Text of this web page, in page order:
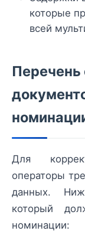
которые
всей
Перечень
Для
операторы
данных.
который
номинации: